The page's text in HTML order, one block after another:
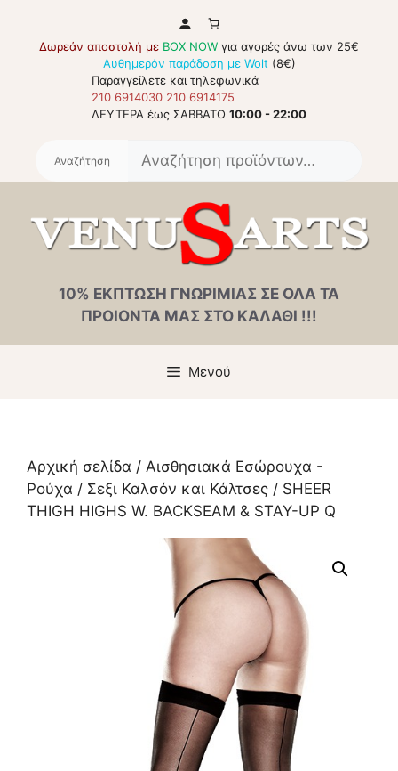
περιεχόμενο
Δωρεάν αποστολή με BOX NOW για αγορές άνω των 25€
Αυθημερόν παράδοση με Wolt (8€)
Παραγγείλετε και τηλεφωνικά
210 6914030 210 6914175
ΔΕΥΤΕΡΑ έως ΣΑΒΒΑΤΟ 10:00 - 22:00
10% ΕΚΠΤΩΣΗ ΓΝΩΡΙΜΙΑΣ ΣΕ ΟΛΑ ΤΑ
ΠΡΟΙΟΝΤΑ ΜΑΣ ΣΤΟ ΚΑΛΑΘΙ !!!
Μενού
Αρχική σελίδα / Αισθησιακά Εσώρουχα -
Ρούχα / Σεξι Καλσόν και Κάλτσες / SHEER
THIGH HIGHS W. BACKSEAM & STAY-UP Q